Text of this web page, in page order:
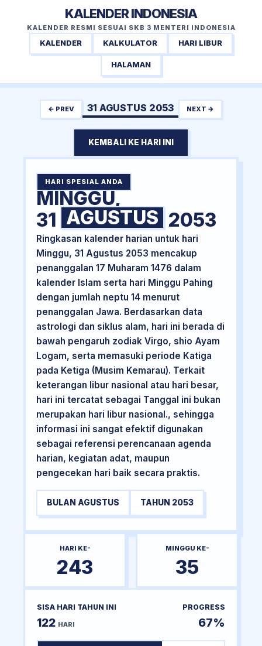
KALENDER INDONESIA
KALENDER RESMI SESUAI SKB 3 MENTERI INDONESIA
KALENDER KALKULATOR HARI LIBUR
HALAMAN
← PREV 31 AGUSTUS 2053 NEXT →
KEMBALI KE HARI INI
HARI SPESIAL ANDA
MINGGU,
31 AGUSTUS 2053
Ringkasan kalender harian untuk hari
Minggu, 31 Agustus 2053 mencakup
penanggalan 17 Muharam 1476 dalam
kalender Islam serta hari Minggu Pahing
dengan jumlah neptu 14 menurut
penanggalan Jawa. Berdasarkan data
astrologi dan siklus alam, hari ini berada di
bawah pengaruh zodiak Virgo, shio Ayam
Logam, serta memasuki periode Katiga
pada Ketiga (Musim Kemarau). Terkait
keterangan libur nasional atau hari besar,
hari ini tercatat sebagai Tanggal ini bukan
merupakan hari libur nasional., sehingga
informasi ini sangat efektif digunakan
sebagai referensi perencanaan agenda
harian, kegiatan adat, maupun
pengecekan hari baik secara praktis.
BULAN AGUSTUS TAHUN 2053
HARI KE-
243
MINGGU KE-
35
SISA HARI TAHUN INI
122 HARI
PROGRESS
67%